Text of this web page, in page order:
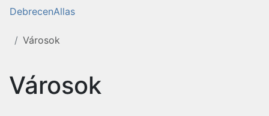
DebrecenAllas
Városok
Városok